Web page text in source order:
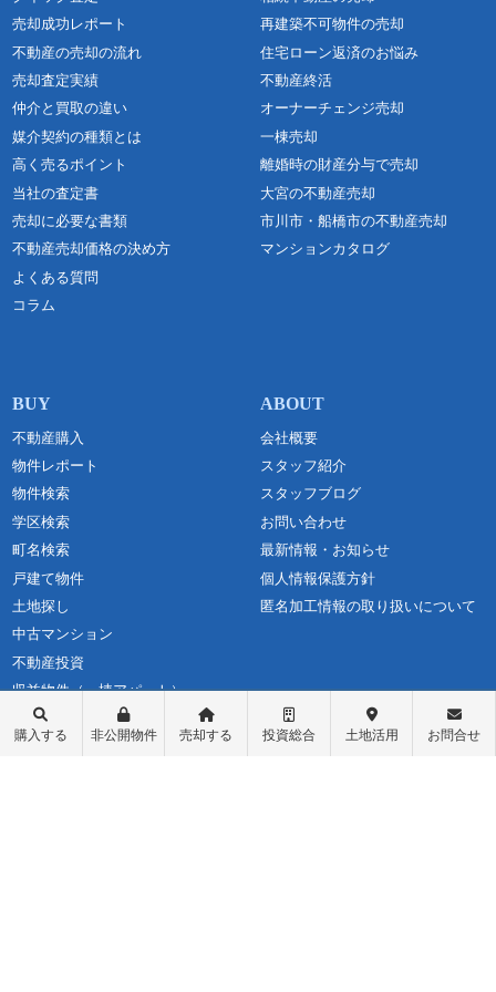
売却成功レポート
不動産の売却の流れ
売却査定実績
仲介と買取の違い
媒介契約の種類とは
高く売るポイント
当社の査定書
売却に必要な書類
不動産売却価格の決め方
よくある質問
コラム
再建築不可物件の売却
住宅ローン返済のお悩み
不動産終活
オーナーチェンジ売却
一棟売却
離婚時の財産分与で売却
大宮の不動産売却
市川市・船橋市の不動産売却
マンションカタログ
不動産購入
物件レポート
物件検索
学区検索
町名検索
戸建て物件
土地探し
中古マンション
不動産投資
収益物件（一棟アパート）
収益物件（オーナーチェンジ）
先行物件配信登録
会社概要
スタッフ紹介
スタッフブログ
お問い合わせ
最新情報・お知らせ
個人情報保護方針
匿名加工情報の取り扱いについて
購入する 非公開物件 売却する 投資総合 土地活用 お問合せ